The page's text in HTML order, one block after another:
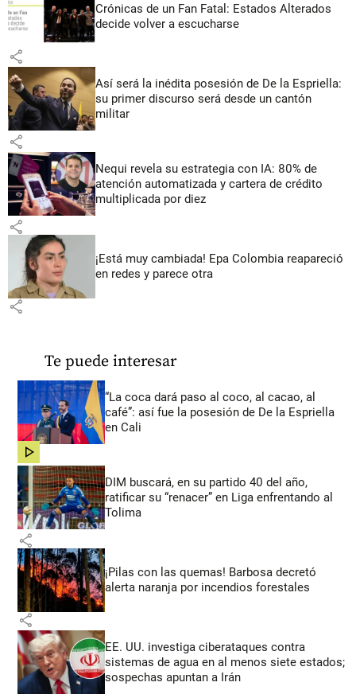
Crónicas de un Fan Fatal: Estados Alterados
decide volver a escucharse
share
Así será la inédita posesión de De la Espriella:
su primer discurso será desde un cantón
militar
share
Nequi revela su estrategia con IA: 80% de
atención automatizada y cartera de crédito
multiplicada por diez
share
¡Está muy cambiada! Epa Colombia reapareció
en redes y parece otra
share
Te puede interesar
“La coca dará paso al coco, al cacao, al
café”: así fue la posesión de De la Espriella
en Cali
share
DIM buscará, en su partido 40 del año,
ratificar su “renacer” en Liga enfrentando al
Tolima
share
¡Pilas con las quemas! Barbosa decretó
alerta naranja por incendios forestales
share
EE. UU. investiga ciberataques contra
sistemas de agua en al menos siete estados;
sospechas apuntan a Irán